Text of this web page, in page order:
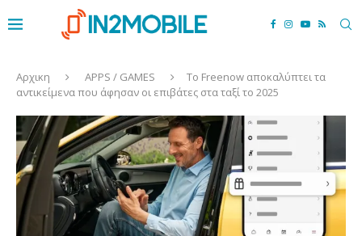
Αρχικη APPS / GAMES
Το Freenow αποκαλύπτει τα
αντικείμενα που άφησαν οι επιβάτες στα ταξί το 2025